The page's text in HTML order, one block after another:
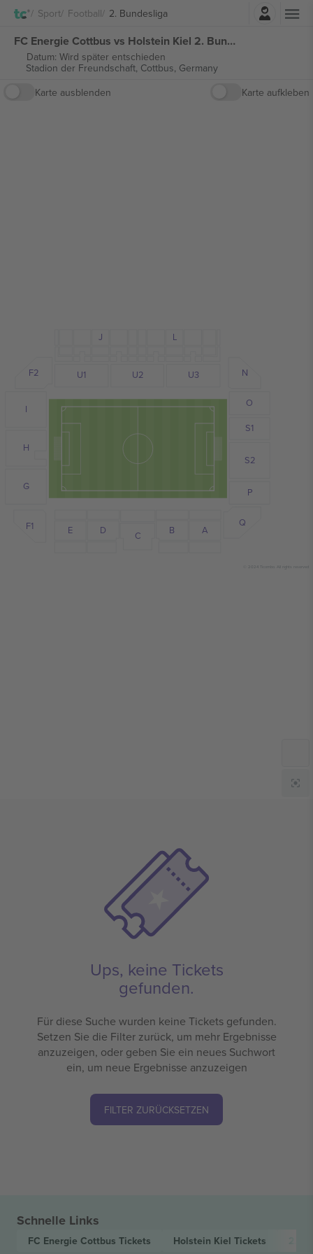
Sport Football 2. Bundesliga
FC Energie Cottbus vs Holstein Kiel 2. Bundesliga tickets
Datum: Wird später entschieden
Stadion der Freundschaft, Cottbus, Germany
Karte ausblenden
Karte aufkleben
A
B
C
D
E
U1 U2 U3
Q
P
S2
S1
O
F1
G
H
I
F2 N
J L
© 2024 Ticombo. All rights reserved
Ups, keine Tickets
gefunden.
Für diese Suche wurden keine Tickets gefunden.
Setzen Sie die Filter zurück, um mehr Ergebnisse
anzuzeigen, oder geben Sie ein neues Suchwort
ein, um neue Ergebnisse anzuzeigen
FILTER ZURÜCKSETZEN
Schnelle Links
FC Energie Cottbus Tickets Holstein Kiel Tickets